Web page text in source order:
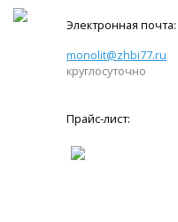
Электронная почта:
monolit@zhbi77.ru
круглосуточно
Прайс-лист: